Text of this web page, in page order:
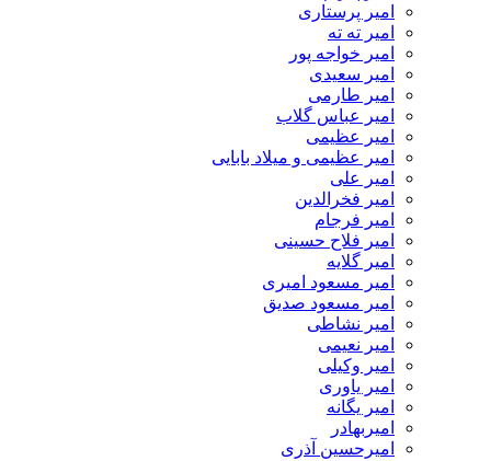
امیر پرستاری
امیر ته ته
امیر خواجه پور
امیر سعیدی
امیر طارمی
امیر عباس گلاب
امیر عظیمی
امیر عظیمی و میلاد بابایی
امیر علی
امیر فخرالدین
امیر فرجام
امیر فلاح حسینی
امیر گلایه
امیر مسعود امیری
امیر مسعود صدیق
امیر نشاطی
امیر نعیمی
امیر وکیلی
امیر یاوری
امیر یگانه
امیربهادر
امیرحسین آذری